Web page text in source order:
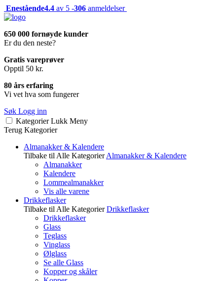
Enestående4.4 av 5 -306 anmeldelser
650 000 fornøyde kunder
Er du den neste?
Gratis vareprøver
Opptil 50 kr.
80 års erfaring
Vi vet hva som fungerer
Søk Logg inn
Kategorier Lukk Meny
Terug Kategorier
Almanakker & Kalendere
Tilbake til Alle Kategorier Almanakker & Kalendere
Almanakker
Kalendere
Lommealmanakker
Vis alle varene
Drikkeflasker
Tilbake til Alle Kategorier Drikkeflasker
Drikkeflasker
Glass
Teglass
Vinglass
Ølglass
Se alle Glass
Kopper og skåler